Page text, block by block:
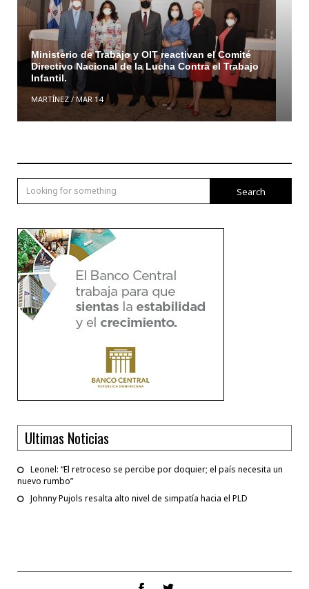
Ministerio de Trabajo y OIT reactivan el Comité
Directivo Nacional de la Lucha Contra el Trabajo
Infantil.
MARTÍNEZ/ MAR 14
Search
Ultimas Noticias
Leonel: “El retroceso se percibe por doquier; el país necesita un
nuevo rumbo”
Johnny Pujols resalta alto nivel de simpatía hacia el PLD